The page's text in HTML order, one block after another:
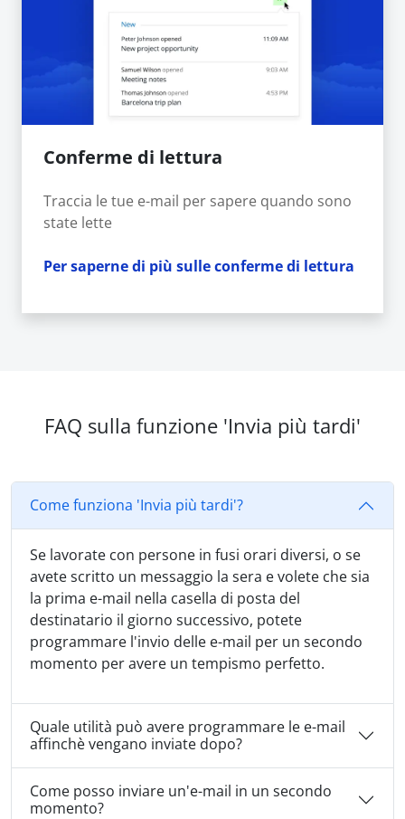
Conferme di lettura
Traccia le tue e-mail per sapere quando sono
state lette
Per saperne di più sulle conferme di lettura
FAQ sulla funzione 'Invia più tardi'
Come funziona 'Invia più tardi'?
Se lavorate con persone in fusi orari diversi, o se
avete scritto un messaggio la sera e volete che sia
la prima e-mail nella casella di posta del
destinatario il giorno successivo, potete
programmare l'invio delle e-mail per un secondo
momento per avere un tempismo perfetto.
Quale utilità può avere programmare le e-mail
affinchè vengano inviate dopo?
Come posso inviare un'e-mail in un secondo
momento?